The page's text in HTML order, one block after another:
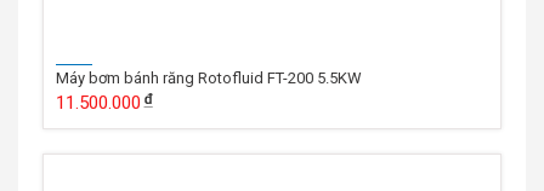
Máy bơm bánh răng Rotofluid FT-200 5.5KW
11.500.000